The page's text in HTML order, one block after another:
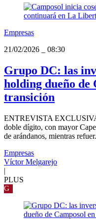
Empresas
21/02/2026
08:30
Grupo DC: las
holding dueño de
transición
ENTREVISTA
doble dígito, con mayor
de arándanos, mientras
Empresas
Víctor Melgarejo
|
PLUS
G